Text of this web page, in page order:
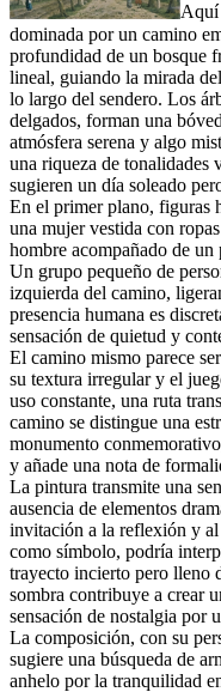
Aquí
dominada por un camino
profundidad de un bosque
lineal, guiando la mirada
lo largo del sendero. Los
delgados, forman una
atmósfera serena y algo
una riqueza de tonalidades
sugieren un día soleado
En el primer plano, figuras
una mujer vestida con
hombre acompañado de
Un grupo pequeño de
izquierda del camino,
presencia humana es
sensación de quietud y
El camino mismo parece
su textura irregular y el
uso constante, una ruta
camino se distingue una
monumento
y añade una nota de
La pintura transmite una
ausencia de elementos
invitación a la reflexión y
como símbolo, podría
trayecto incierto pero lleno
sombra contribuye a crear
sensación de nostalgia por
La composición, con su
sugiere una búsqueda de
anhelo por la tranquilidad